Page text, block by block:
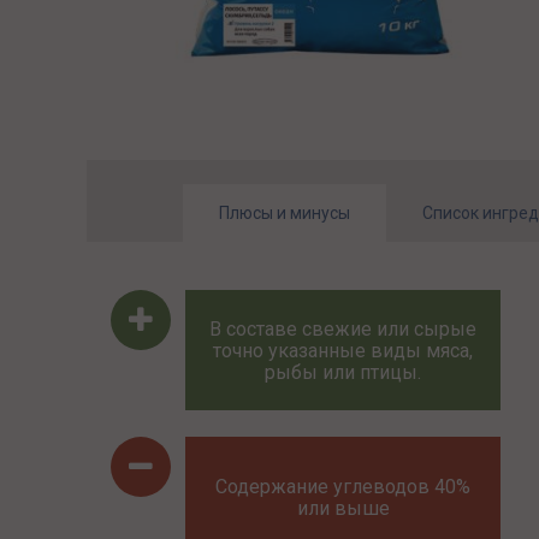
Плюсы и минусы Список
В составе свежие или сырые
точно указанные виды мяса,
рыбы или птицы.
Содержание углеводов 40%
или выше